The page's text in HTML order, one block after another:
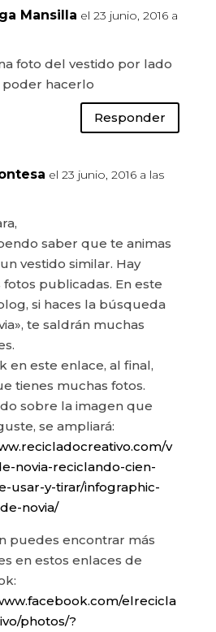
Mansilla el 23 junio, 2016 a
foto del vestido por lado
poder hacerlo
Responder
el 23 junio, 2016 a las
saber que te animas
vestido similar. Hay
fotos publicadas. En este
si haces la búsqueda
te saldrán muchas
en este enlace, al final,
tienes muchas fotos.
sobre la imagen que
se ampliará:
v
novia-reciclando-cien-
usar-y-tirar/infographic-
novia/
puedes encontrar más
en estos enlaces de
elrecicla
photos/?